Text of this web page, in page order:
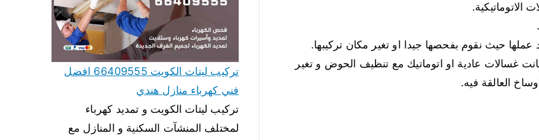
الاتوماتيكية.
حيث نقوم بفحصها جيدا او تغير مكان تركيبها.
غسالات عادية او اتوماتيك مع تنظيف الحوض و تغير
العالقة فيه.
تركيب ليتات الكويت 66409555 افضل
فني كهرباء منازل هندي
تركيب ليتات الكويت و تمديد كهرباء
لمختلف المنشآت السكنية و المنازل مع